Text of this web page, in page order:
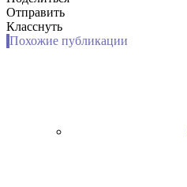
Отправить
Класснуть
Похожие публикации